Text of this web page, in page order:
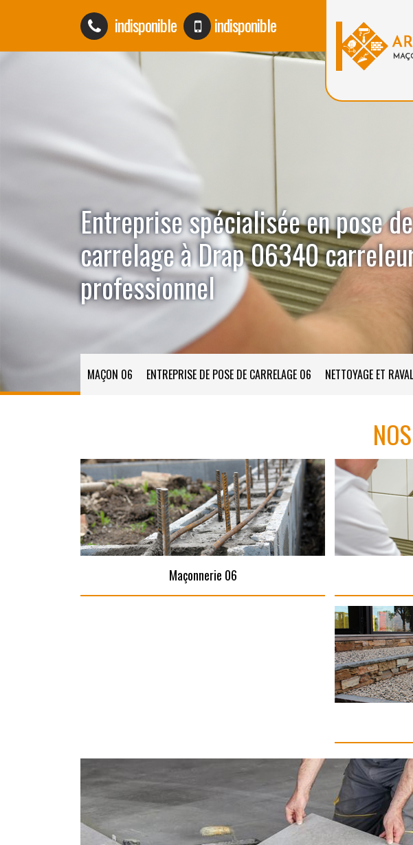
indisponible indisponible
Entreprise spécialisée en pose de
carrelage à Drap 06340
professionnel
MAÇON 06 ENTREPRISE DE POSE DE CARRELAGE 06 NETTOYAGE ET
Maçonnerie 06